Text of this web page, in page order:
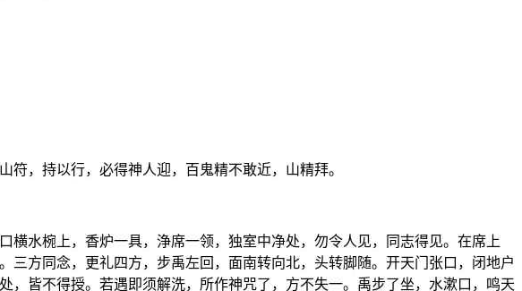
，持以行，必得神人迎，百鬼精不敢近，山精拜。
水椀上，香炉一具，浄席一领，独室中净处，勿令人见，同志得见。在席上
方同念，更礼四方，步禹左回，面南转向北，头转脚随。开天门张口，闭地户
皆不得授。若遇即须解洗，所作神咒了，方不失一。禹步了坐，水漱口，鸣天